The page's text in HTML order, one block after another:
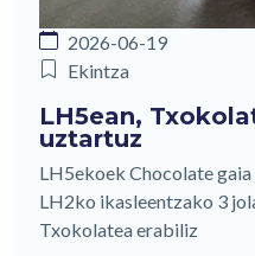
2026-06-19
Ekintza
LH5ean,
uztartuz
LH5ekoek Chocolate gaia
LH2ko ikasleentzako 3
Txokolatea erabiliz